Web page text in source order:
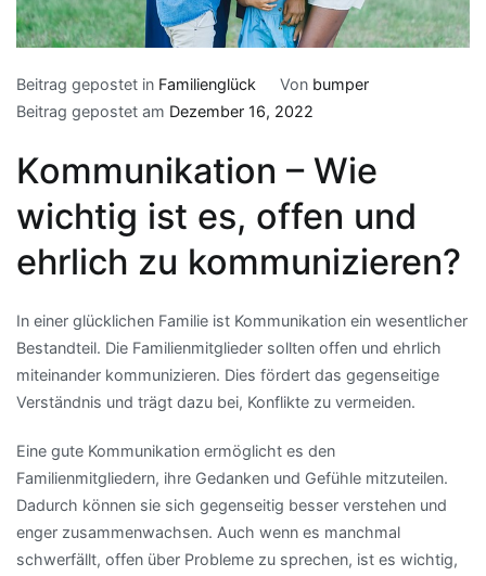
Beitrag gepostet in Familienglück Von bumper
Beitrag gepostet am Dezember 16, 2022
Kommunikation – Wie
wichtig ist es, offen und
ehrlich zu kommunizieren?
In einer glücklichen Familie ist Kommunikation ein wesentlicher
Bestandteil. Die Familienmitglieder sollten offen und ehrlich
miteinander kommunizieren. Dies fördert das gegenseitige
Verständnis und trägt dazu bei, Konflikte zu vermeiden.
Eine gute Kommunikation ermöglicht es den
Familienmitgliedern, ihre Gedanken und Gefühle mitzuteilen.
Dadurch können sie sich gegenseitig besser verstehen und
enger zusammenwachsen. Auch wenn es manchmal
schwerfällt, offen über Probleme zu sprechen, ist es wichtig,